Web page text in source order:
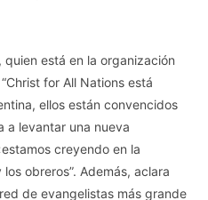
, quien está en la organización
for All Nations está
ellos están convencidos
a levantar una nueva
creyendo en la
obreros”. Además, aclara
de evangelistas más grande